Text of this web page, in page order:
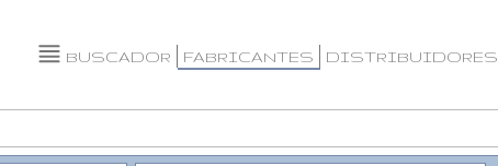
BUSCADOR FABRICANTES DISTRIBUIDORES